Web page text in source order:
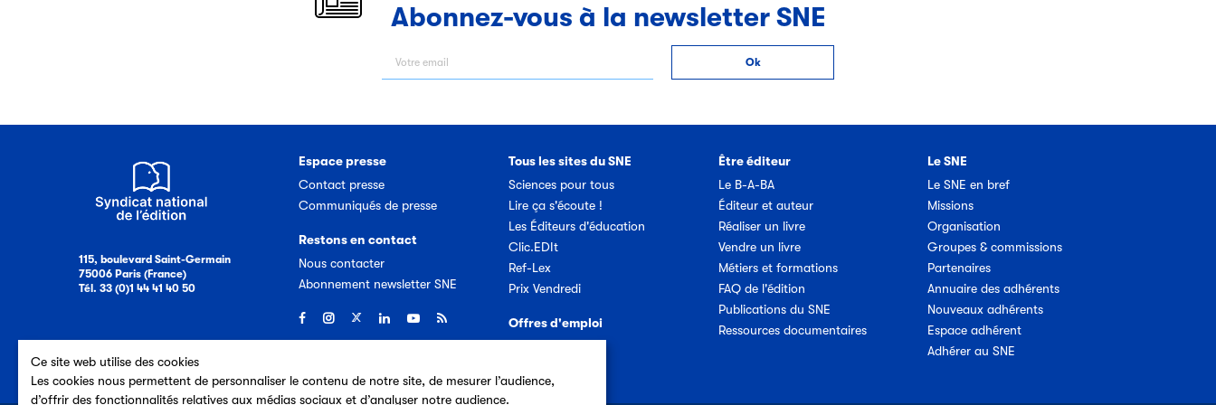
Ce site web utilise des cookies
Les cookies nous permettent de personnaliser le contenu de notre site, de mesurer l’audience,
d’offrir des fonctionnalités relatives aux médias sociaux et d’analyser notre audience.
Abonnez-vous à la newsletter SNE
115, boulevard Saint-Germain
75006 Paris (France)
Tél. 33 (0)1 44 41 40 50
Espace presse
Contact presse
Communiqués de presse
Restons en contact
Nous contacter
Abonnement newsletter SNE
Tous les sites du SNE
Sciences pour tous
Lire ça s'écoute !
Les Éditeurs d'éducation
Clic.EDIt
Ref-Lex
Prix Vendredi
Offres d'emploi
Être éditeur
Le B-A-BA
Éditeur et auteur
Réaliser un livre
Vendre un livre
Métiers et formations
FAQ de l'édition
Publications du SNE
Ressources documentaires
Le SNE
Le SNE en bref
Missions
Organisation
Groupes & commissions
Partenaires
Annuaire des adhérents
Nouveaux adhérents
Espace adhérent
Adhérer au SNE